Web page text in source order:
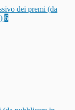
dei premi (da
6